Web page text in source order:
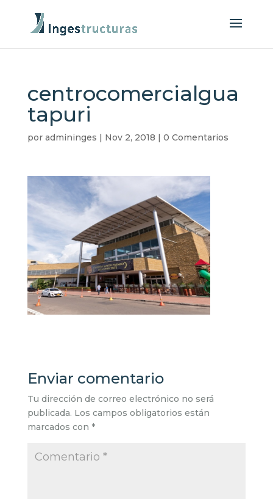
centrocomercialgua
tapuri
por admininges | Nov 2, 2018 | 0 Comentarios
Enviar comentario
Tu dirección de correo electrónico no será
publicada. Los campos obligatorios están
marcados con *